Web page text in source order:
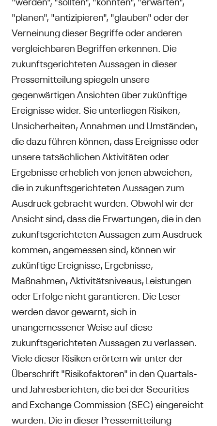
"planen", "antizipieren", "glauben" oder der
Verneinung dieser Begriffe oder anderen
vergleichbaren Begriffen erkennen. Die
zukunftsgerichteten Aussagen in dieser
Pressemitteilung spiegeln unsere
gegenwärtigen Ansichten über zukünftige
Ereignisse wider. Sie unterliegen Risiken,
Unsicherheiten, Annahmen und Umständen,
die dazu führen können, dass Ereignisse oder
unsere tatsächlichen Aktivitäten oder
Ergebnisse erheblich von jenen abweichen,
die in zukunftsgerichteten Aussagen zum
Ausdruck gebracht wurden. Obwohl wir der
Ansicht sind, dass die Erwartungen, die in den
zukunftsgerichteten Aussagen zum Ausdruck
kommen, angemessen sind, können wir
zukünftige Ereignisse, Ergebnisse,
Maßnahmen, Aktivitätsniveaus, Leistungen
oder Erfolge nicht garantieren. Die Leser
werden davor gewarnt, sich in
unangemessener Weise auf diese
zukunftsgerichteten Aussagen zu verlassen.
Viele dieser Risiken erörtern wir unter der
Überschrift "Risikofaktoren" in den Quartals-
und Jahresberichten, die bei der Securities
and Exchange Commission (SEC) eingereicht
wurden. Die in dieser Pressemitteilung